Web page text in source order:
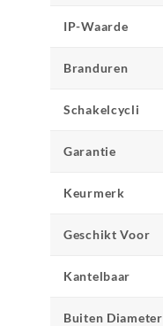
IP-Waarde
Branduren
Schakelcycli
Garantie
Keurmerk
Geschikt Voor
Kantelbaar
Buiten Diameter